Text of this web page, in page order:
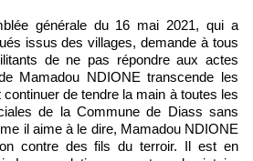
générale du 16 mai 2021, qui a
issus des villages, demande à tous
de ne pas répondre aux actes
Mamadou NDIONE transcende les
de tendre la main à toutes les
de la Commune de Diass sans
il aime à le dire, Mamadou NDIONE
contre des fils du terroir. Il est en